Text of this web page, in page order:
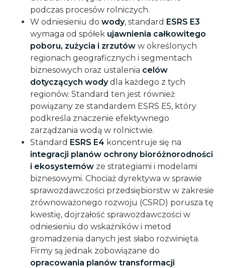
podczas procesów rolniczych.
W odniesieniu do wody, standard ESRS E3
wymaga od spółek ujawnienia całkowitego
poboru, zużycia i zrzutów w określonych
regionach geograficznych i segmentach
biznesowych oraz ustalenia celów
dotyczących wodydla każdego z tych
regionów. Standard ten jest również
powiązany ze standardem ESRS E5, który
podkreśla znaczenie efektywnego
zarządzania wodą w rolnictwie.
Standard ESRS E4 koncentruje się na
integracji planów ochrony bioróżnorodności
i ekosystemów ze strategiami i modelami
biznesowymi. Chociaż dyrektywa w sprawie
sprawozdawczości przedsiębiorstw w zakresie
zrównoważonego rozwoju (CSRD) porusza tę
kwestię, dojrzałość sprawozdawczości w
odniesieniu do wskaźników i metod
gromadzenia danych jest słabo rozwinięta.
Firmy są jednak zobowiązane do
opracowania planów transformacji